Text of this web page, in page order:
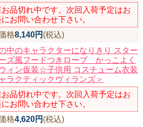
品切れ中です。次回入荷予定はお
お問い合わせ下さい。
格8,140円 (税込)
中のキャラクターになりきり スター
ズ風フードつきローブ かっこよく
ィン仮装☆子供用 コスチューム衣装
ラクティックヴィランズ＞
品切れ中です。次回入荷予定はお
お問い合わせ下さい。
格4,620円 (税込)